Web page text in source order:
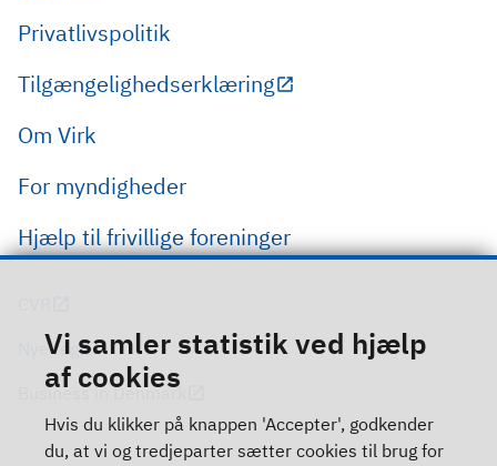
Vi samler statistik ved hjælp
af cookies
Hvis du klikker på knappen 'Accepter', godkender
du, at vi og tredjeparter sætter cookies til brug for
Privatlivspolitik
Tilgængelighedserklæring
Om Virk
For myndigheder
Hjælp til frivillige foreninger
Nye regler
Business in Denmark